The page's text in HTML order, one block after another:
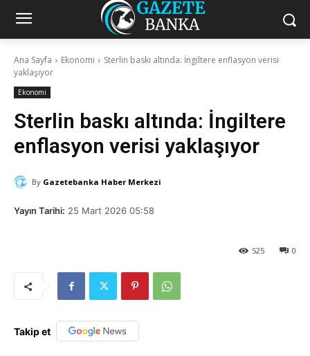
Ana Sayfa Ekonomi
Sterlin baskı altında: İngiltere enflasyon verisi
yaklaşıyor
Ekonomi
Sterlin baskı altında: İngiltere
enflasyon verisi yaklaşıyor
By Gazetebanka Haber Merkezi
Yayın Tarihi: 25 Mart 2026 05:58
0
525
Takip et